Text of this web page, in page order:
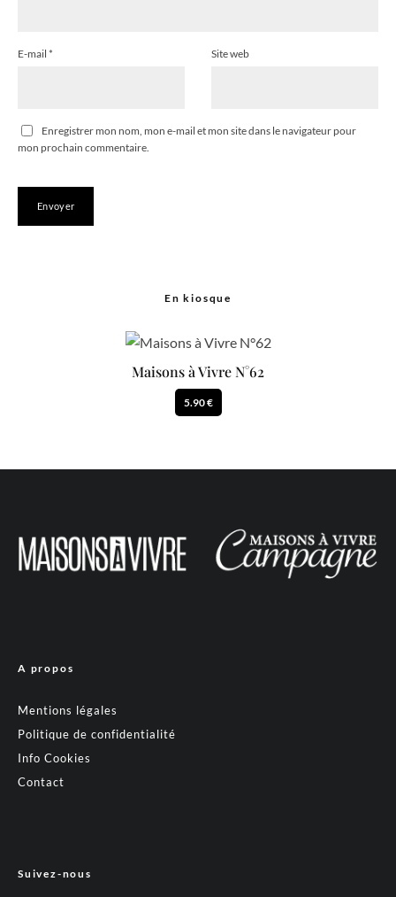
E-mail * Site web
Enregistrer mon nom, mon e-mail et mon site dans le navigateur pour
mon prochain commentaire.
En kiosque
Maisons à Vivre N°62
5.90 €
A propos
Mentions légales
Politique de confidentialité
Info Cookies
Contact
Suivez-nous